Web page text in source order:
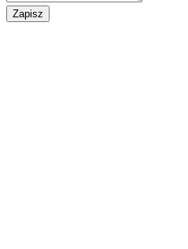
Zapisz